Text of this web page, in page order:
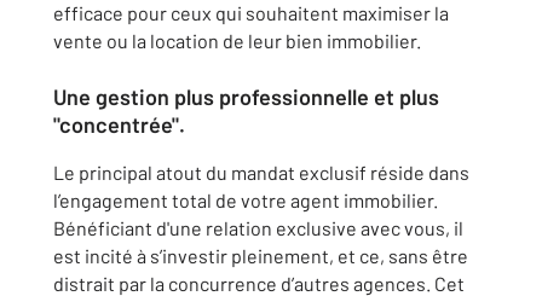
efficace pour ceux qui souhaitent maximiser la
vente ou la location de leur bien immobilier.
Une gestion plus professionnelle et plus
"concentrée".
Le principal atout du mandat exclusif réside dans
l’engagement total de votre agent immobilier.
Bénéficiant d'une relation exclusive avec vous, il
est incité à s’investir pleinement, et ce, sans être
distrait par la concurrence d’autres agences. Cet